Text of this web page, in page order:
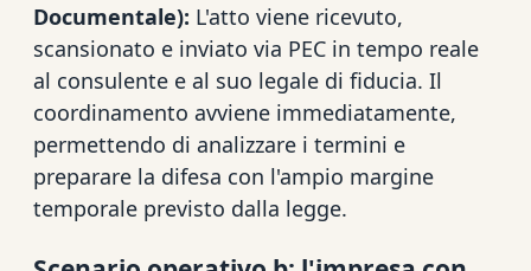
Documentale): L'atto viene ricevuto,
scansionato e inviato via PEC in tempo reale
al consulente e al suo legale di fiducia. Il
coordinamento avviene immediatamente,
permettendo di analizzare i termini e
preparare la difesa con l'ampio margine
temporale previsto dalla legge.